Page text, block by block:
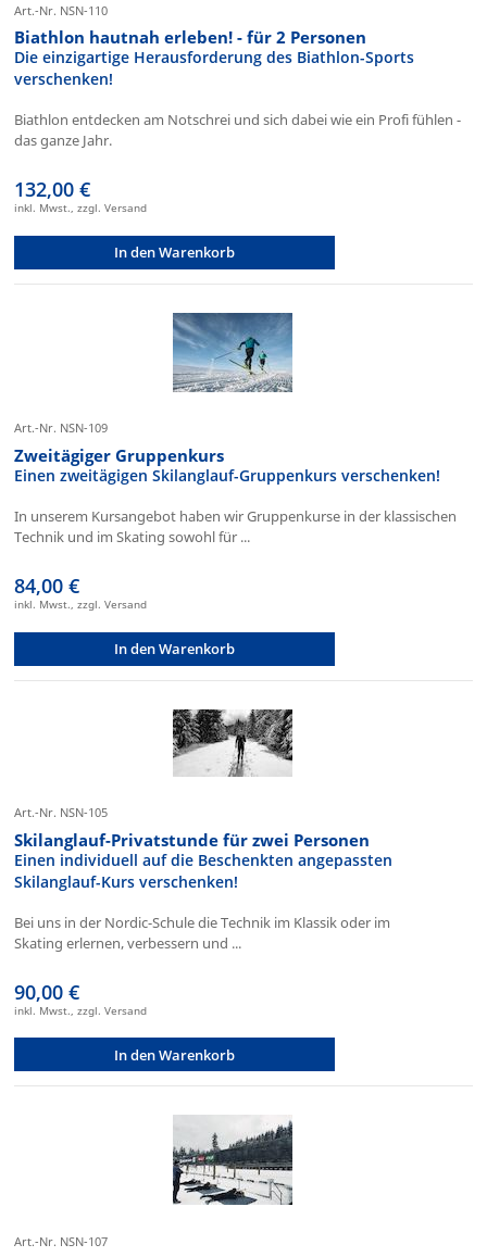
Art.-Nr. NSN-110
Biathlon hautnah erleben! - für 2 Personen
Die einzigartige Herausforderung des Biathlon-Sports
verschenken!
Biathlon entdecken am Notschrei und sich dabei wie ein Profi fühlen -
das ganze Jahr.
132,00 €
inkl. Mwst., zzgl. Versand
In den Warenkorb
Art.-Nr. NSN-109
Zweitägiger Gruppenkurs
Einen zweitägigen Skilanglauf-Gruppenkurs verschenken!
In unserem Kursangebot haben wir Gruppenkurse in der klassischen
Technik und im Skating sowohl für ...
84,00 €
inkl. Mwst., zzgl. Versand
In den Warenkorb
Art.-Nr. NSN-105
Skilanglauf-Privatstunde für zwei Personen
Einen individuell auf die Beschenkten angepassten
Skilanglauf-Kurs verschenken!
Bei uns in der Nordic-Schule die Technik im Klassik oder im
Skating erlernen, verbessern und ...
90,00 €
inkl. Mwst., zzgl. Versand
In den Warenkorb
Art.-Nr. NSN-107